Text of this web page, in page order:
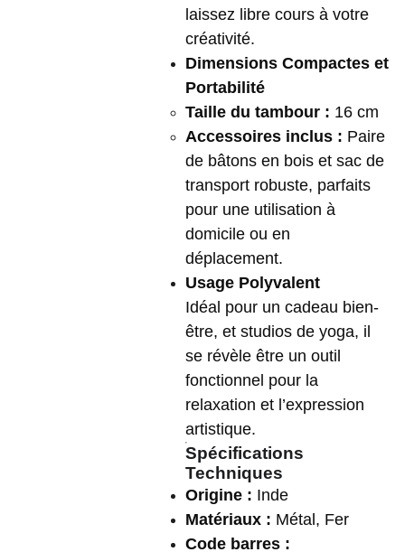
laissez libre cours à votre
créativité.
Dimensions Compactes et
Portabilité
Taille du tambour : 16 cm
Accessoires inclus : Paire
de bâtons en bois et sac de
transport robuste, parfaits
pour une utilisation à
domicile ou en
déplacement.
Usage Polyvalent
Idéal pour un cadeau bien-
être, et studios de yoga, il
se révèle être un outil
fonctionnel pour la
relaxation et l’expression
artistique.
Spécifications
Techniques
Origine : Inde
Matériaux : Métal, Fer
Code barres :